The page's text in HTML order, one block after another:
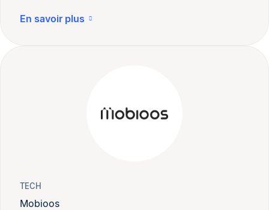
En savoir plus
TECH
Mobioos